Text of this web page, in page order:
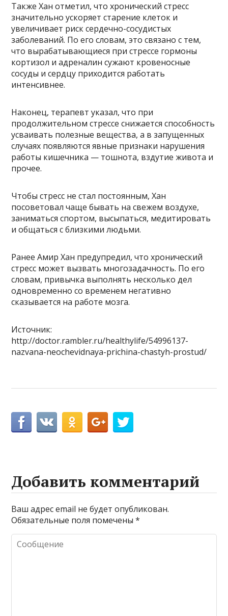
Также Хан отметил, что хронический стресс
значительно ускоряет старение клеток и
увеличивает риск сердечно-сосудистых
заболеваний. По его словам, это связано с тем,
что вырабатывающиеся при стрессе гормоны
кортизол и адреналин сужают кровеносные
сосуды и сердцу приходится работать
интенсивнее.
Наконец, терапевт указал, что при
продолжительном стрессе снижается способность
усваивать полезные вещества, а в запущенных
случаях появляются явные признаки нарушения
работы кишечника — тошнота, вздутие живота и
прочее.
Чтобы стресс не стал постоянным, Хан
посоветовал чаще бывать на свежем воздухе,
заниматься спортом, высыпаться, медитировать
и общаться с близкими людьми.
Ранее Амир Хан предупредил, что хронический
стресс может вызвать многозадачность. По его
словам, привычка выполнять несколько дел
одновременно со временем негативно
сказывается на работе мозга.
Источник:
http://doctor.rambler.ru/healthylife/54996137-
nazvana-neochevidnaya-prichina-chastyh-prostud/
Добавить комментарий
Ваш адрес email не будет опубликован.
Обязательные поля помечены*